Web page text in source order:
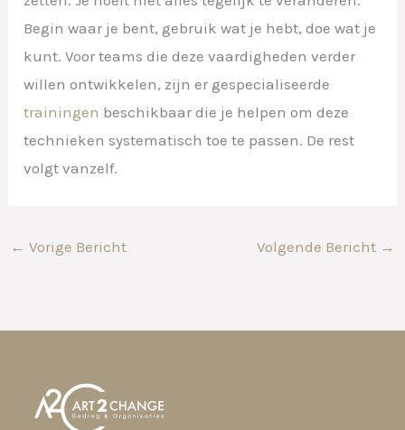
Begin waar je bent, gebruik wat je hebt, doe wat je
kunt. Voor teams die deze vaardigheden verder
willen ontwikkelen, zijn er gespecialiseerde
trainingen beschikbaar die je helpen om deze
technieken systematisch toe te passen. De rest
volgt vanzelf.
← Vorige Bericht Volgende Bericht →